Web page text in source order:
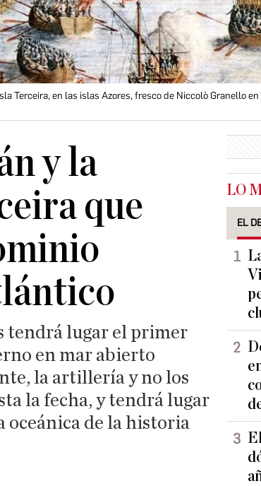
Terceira, en las islas Azores, fresco de Niccolò Granello
y la
que
tendrá lugar el primer
en mar abierto
la artillería y no los
la fecha, y tendrá lugar
de la historia
LO
EL